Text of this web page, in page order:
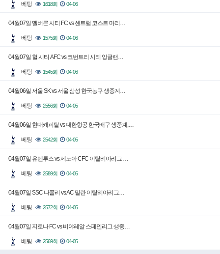
베팅 1618회 04-06
04월07일 멜버른 시티 FC vs 센트럴 코스트 마리…
베팅 1575회 04-06
04월07일 헐 시티 AFC vs 코번트리 시티 잉글랜…
베팅 1545회 04-06
04월06일 서울 SK vs 서울 삼성 한국농구 생중계…
베팅 2556회 04-05
04월06일 현대캐피탈 vs 대한항공 한국배구 생중계,…
베팅 2542회 04-05
04월07일 유벤투스 vs 제노아 CFC 이탈리아리그 …
베팅 2589회 04-05
04월07일 SSC 나폴리 vs AC 밀란 이탈리아리그…
베팅 2572회 04-05
04월07일 지로나 FC vs 비야레알 스페인리그 생중…
베팅 2569회 04-05